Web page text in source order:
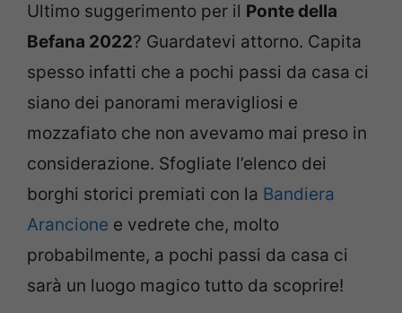
Ultimo suggerimento per il Ponte della
Befana 2022? Guardatevi attorno. Capita
spesso infatti che a pochi passi da casa ci
siano dei panorami meravigliosi e
mozzafiato che non avevamo mai preso in
considerazione. Sfogliate l’elenco dei
borghi storici premiati con la Bandiera
Arancione e vedrete che, molto
probabilmente, a pochi passi da casa ci
sarà un luogo magico tutto da scoprire!